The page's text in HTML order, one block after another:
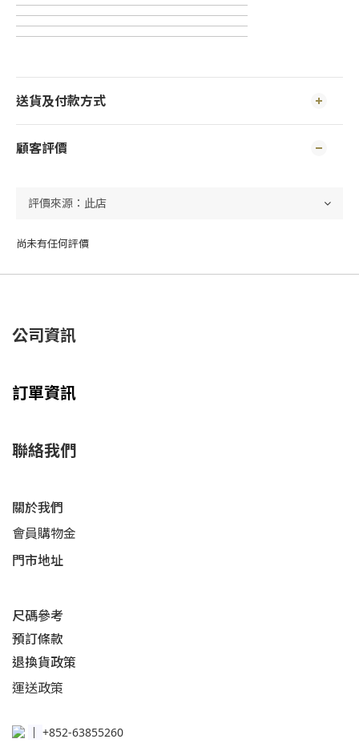
送貨及付款方式
顧客評價
尚未有任何評價
公司資訊
訂單資訊
聯絡我們
關於我們
會員購物金
門市地址
尺碼參考
預訂條款
退換貨政策​
運送政策​
│ +852-63855260